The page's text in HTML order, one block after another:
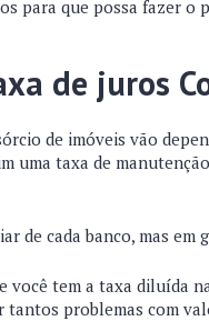
para que possa fazer o
de juros
de imóveis vão
uma taxa de
de cada banco, mas
você tem a taxa diluída
tantos problemas com